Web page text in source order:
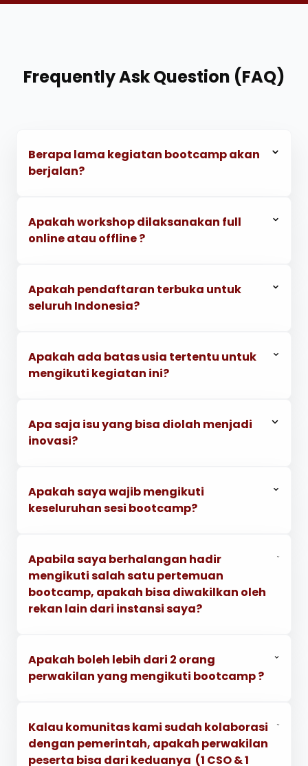
Frequently Ask Question (FAQ)
Berapa lama kegiatan bootcamp akan
berjalan?
Apakah workshop dilaksanakan full
online atau offline ?
Apakah pendaftaran terbuka untuk
seluruh Indonesia?
Apakah ada batas usia tertentu untuk
mengikuti kegiatan ini?
Apa saja isu yang bisa diolah menjadi
inovasi?
Apakah saya wajib mengikuti
keseluruhan sesi bootcamp?
Apabila saya berhalangan hadir
mengikuti salah satu pertemuan
bootcamp, apakah bisa diwakilkan oleh
rekan lain dari instansi saya?
Apakah boleh lebih dari 2 orang
perwakilan yang mengikuti bootcamp ?
Kalau komunitas kami sudah kolaborasi
dengan pemerintah, apakah perwakilan
peserta bisa dari keduanya (1 CSO & 1